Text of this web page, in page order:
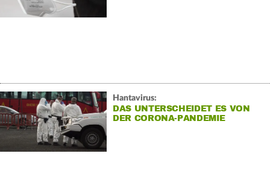
Hantavirus:
DAS UNTERSCHEIDET ES VON
DER CORONA-PANDEMIE